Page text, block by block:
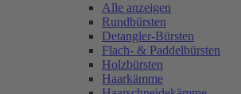
Alle anzeigen
Rundbürsten
Detangler-Bürsten
Flach- & Paddelbürsten
Holzbürsten
Haarkämme